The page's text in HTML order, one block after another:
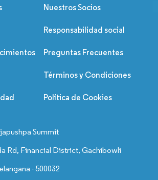
Nuestros Socios
Responsabilidad social
Preguntas Frecuentes
Términos y Condiciones
Política de Cookies
Summit
Rd, Financial District, Gachibowli
- 500032